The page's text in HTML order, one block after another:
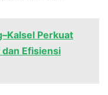
Perkuat
Efisiensi